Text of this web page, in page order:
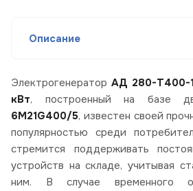
Описание
Электрогенератор АД 280-Т400-
кВт, построенный на базе
6M21G400/5, известен своей
популярностью среди
стремится поддерживать
устройств на складе, учитывая
ним. В случае временного